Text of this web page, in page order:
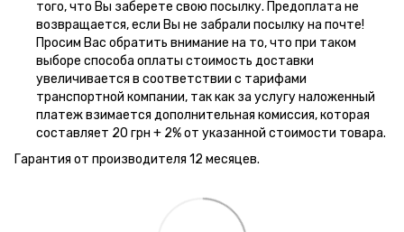
того, что Вы заберете свою посылку. Предоплата не
возвращается, если Вы не забрали посылку на почте!
Просим Вас обратить внимание на то, что при таком
выборе способа оплаты стоимость доставки
увеличивается в соответствии с тарифами
транспортной компании, так как за услугу наложенный
платеж взимается дополнительная комиссия, которая
составляет 20 грн + 2% от указанной стоимости товара.
Гарантия от производителя 12 месяцев.